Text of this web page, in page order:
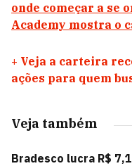
onde começar a se
Academy mostra o
+ Veja a carteira
ações para quem
Veja também
Bradesco lucra R$